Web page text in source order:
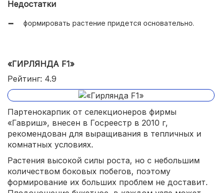
Недостатки
формировать растение придется основательно.
«ГИРЛЯНДА F1»
Рейтинг: 4.9
Партенокарпик от селекционеров фирмы
«Гавриш», внесен в Госреестр в 2010 г,
рекомендован для выращивания в тепличных и
комнатных условиях.
Растения высокой силы роста, но с небольшим
количеством боковых побегов, поэтому
формирование их больших проблем не доставит.